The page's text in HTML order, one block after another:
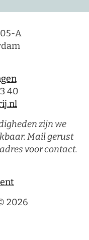
A
40
zijn we
Mail gerust
voor contact.
2026